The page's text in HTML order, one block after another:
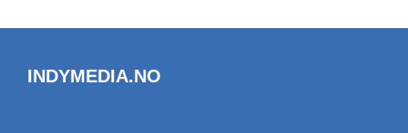
INDYMEDIA.NO